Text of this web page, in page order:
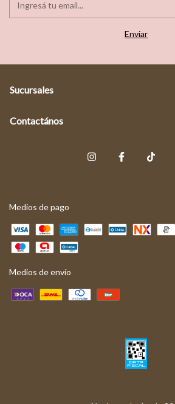
Sucursales
Contactános
Medios de pago
Medios de envío